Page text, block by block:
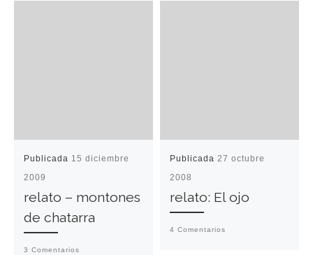
Publicada 15 diciembre
2009
relato – montones
de chatarra
3 Comentarios
Publicada27 octubre
2008
relato: El ojo
4 Comentarios